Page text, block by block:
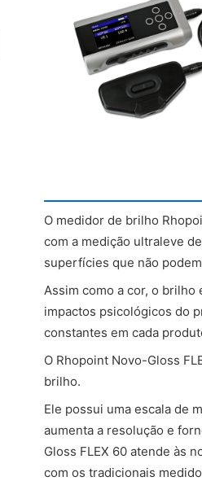
O medidor de brilho
com a medição ultraleve
superfícies que não
Assim como a cor, o
impactos psicológicos do
constantes em cada
O Rhopoint Novo-Gloss
brilho.
Ele possui uma escala de
aumenta a resolução e
Gloss FLEX 60 atende às
com os tradicionais